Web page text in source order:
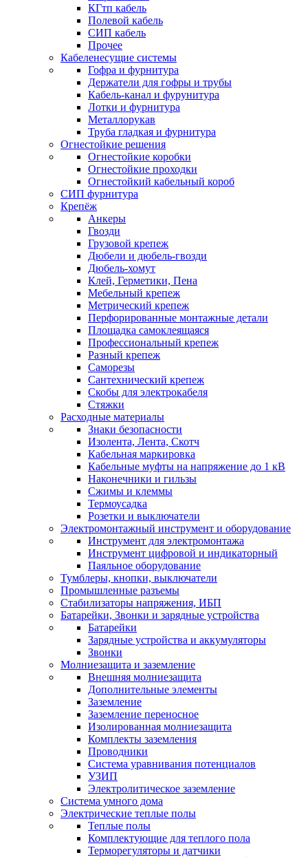
КГтп кабель
Полевой кабель
СИП кабель
Прочее
Кабеленесущие системы
Гофра и фурнитура
Держатели для гофры и трубы
Кабель-канал и фурунитура
Лотки и фурнитура
Металлорукав
Труба гладкая и фурнитура
Огнестойкие решения
Огнестойкие коробки
Огнестойкие проходки
Огнестойкий кабельный короб
СИП фурнитура
Крепёж
Анкеры
Гвозди
Грузовой крепеж
Дюбели и дюбель-гвозди
Дюбель-хомут
Клей, Герметики, Пена
Мебельный крепеж
Метрический крепеж
Перфорированные монтажные детали
Площадка самоклеящаяся
Профессиональный крепеж
Разный крепеж
Саморезы
Сантехнический крепеж
Скобы для электрокабеля
Стяжки
Расходные материалы
Знаки безопасности
Изолента, Лента, Скотч
Кабельная маркировка
Кабельные муфты на напряжение до 1 кВ
Наконечники и гильзы
Сжимы и клеммы
Термоусадка
Розетки и выключатели
Электромонтажный инструмент и оборудование
Инструмент для электромонтажа
Инструмент цифровой и индикаторный
Паяльное оборудование
Тумблеры, кнопки, выключатели
Промышленные разъемы
Стабилизаторы напряжения, ИБП
Батарейки, Звонки и зарядные устройства
Батарейки
Зарядные устройства и аккумуляторы
Звонки
Молниезащита и заземление
Внешняя молниезащита
Дополнительные элементы
Заземление
Заземление переносное
Изолированная молниезащита
Комплекты заземления
Проводники
Система уравнивания потенциалов
УЗИП
Электролитическое заземление
Система умного дома
Электрические теплые полы
Теплые полы
Комплектующие для теплого пола
Терморегуляторы и датчики